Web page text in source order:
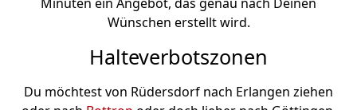
Wünschen erstellt wird.
Halteverbotszonen
Du möchtest von Rüdersdorf nach Erlangen ziehen